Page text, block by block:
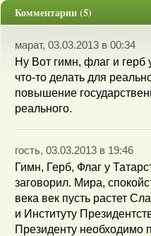
Комментарии (5)
марат, 03.03.2013 в 00:34
Ну Вот гимн, флаг и герб
что-то делать для
повышение
реального.
гость, 03.03.2013 в 19:46
Гимн, Герб, Флаг у
заговорил. Мира,
века век пусть растет
и Институту
Президенту необходимо